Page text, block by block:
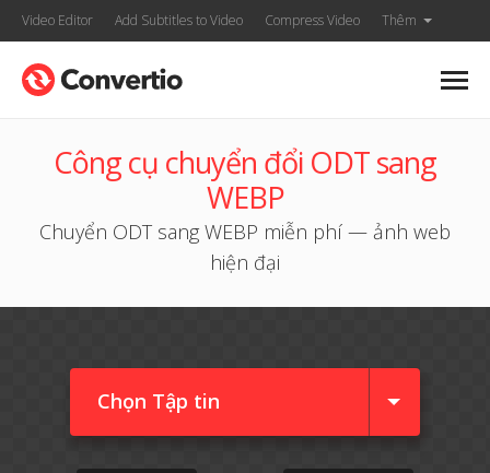
Video Editor Add Subtitles to Video Compress Video Thêm
Công cụ chuyển đổi ODT sang
WEBP
Chuyển ODT sang WEBP miễn phí — ảnh web
hiện đại
Chọn Tập tin